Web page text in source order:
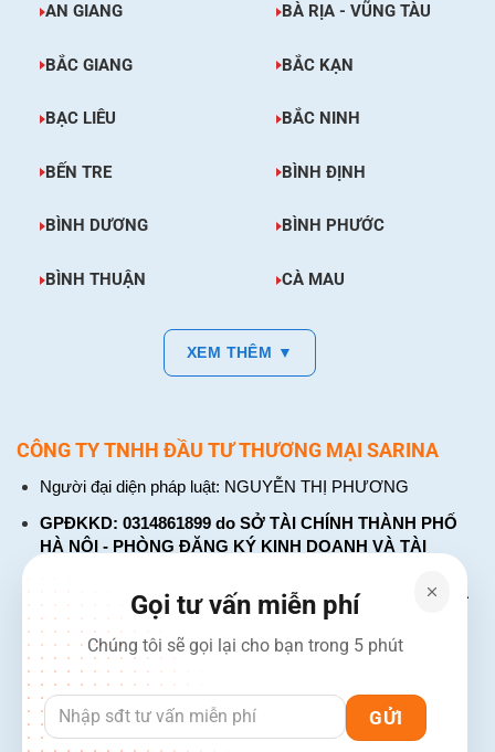
AN GIANG BÀ RỊA - VŨNG TÀU
BẮC GIANG BẮC KẠN
BẠC LIÊU BẮC NINH
BẾN TRE BÌNH ĐỊNH
BÌNH DƯƠNG BÌNH PHƯỚC
BÌNH THUẬN CÀ MAU
XEM THÊM ▼
CÔNG TY TNHH ĐẦU TƯ THƯƠNG MẠI SARINA
Người đại diện pháp luật: NGUYỄN THỊ PHƯƠNG
GPĐKKD: 0314861899 do SỞ TÀI CHÍNH THÀNH PHỐ
HÀ NỘI - PHÒNG ĐĂNG KÝ KINH DOANH VÀ TÀI
CHÍNH DOANH NGHIỆP cấp. Đăng ký lần đầu: ngày 26
tháng 01 năm 2018. Đăng ký thay đổi lần thứ: 4, ngày 31
tháng 03 năm 2026
226 Đường Láng, Đống Đa, Hà Nội
137 Đường Hòa Hưng, Phường 12, Quận 10, TP. Hồ Chí
Minh
Hotline: 1900 2106 - 0386 001 001
Gọi tư vấn miễn phí
Chúng tôi sẽ gọi lại cho bạn trong 5 phút